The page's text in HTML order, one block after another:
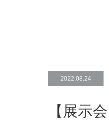
2022.08.24
【展示